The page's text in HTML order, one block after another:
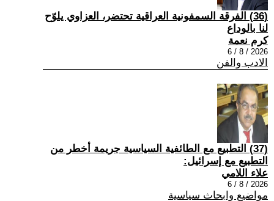
(36) الفرقة السمفونية العراقية تحتضر، العزاوي يلوّح
لنا بالوداع
كرم نعمة
2026 / 8 / 6
الادب والفن
(37) التطبيع مع الطائفية السياسية جريمة أخطر من
التطبيع مع إسرائيل:
علاء اللامي
2026 / 8 / 6
مواضيع وابحاث سياسية